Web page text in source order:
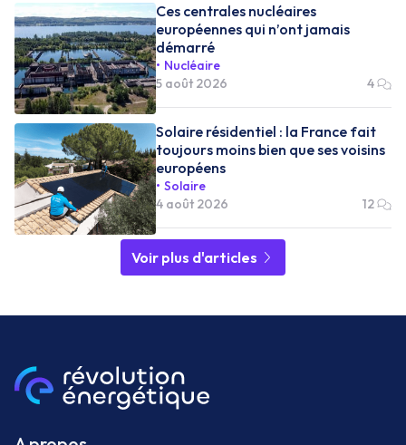
Ces centrales nucléaires
européennes qui n’ont jamais
démarré
Nucléaire
5 août 2026
4
Solaire résidentiel : la France fait
toujours moins bien que ses voisins
européens
Solaire
4 août 2026
12
Voir plus d'articles